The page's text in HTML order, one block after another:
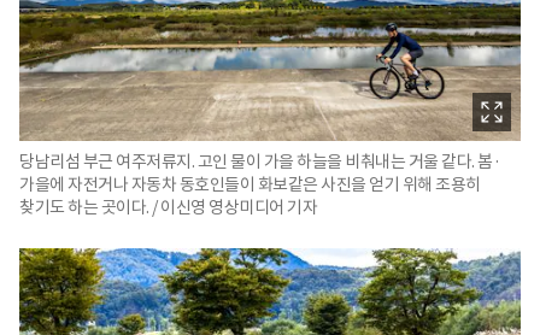
당남리섬 부근 여주저류지. 고인 물이 가을 하늘을 비춰내는 거울 같다. 봄·
가을에 자전거나 자동차 동호인들이 화보같은 사진을 얻기 위해 조용히
찾기도 하는 곳이다. / 이신영 영상미디어 기자